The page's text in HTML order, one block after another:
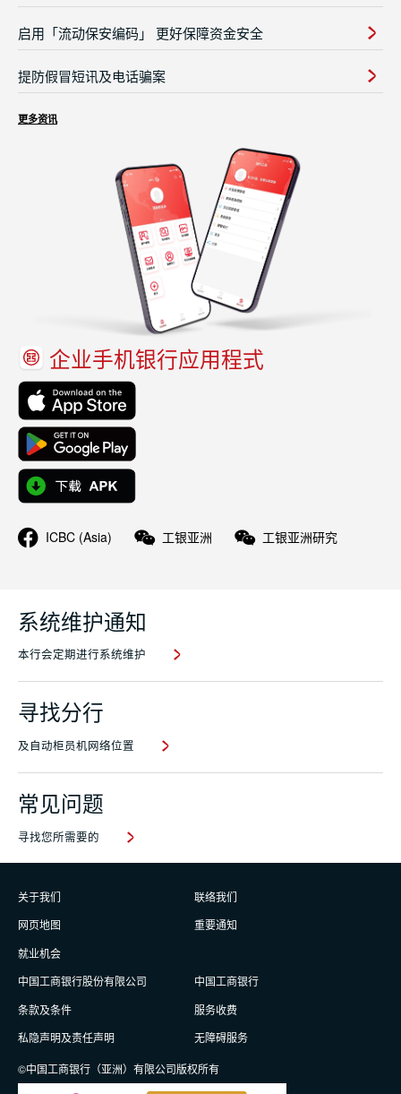
启用「流动保安编码」 更好保障资金安全
提防假冒短讯及电话骗案
更多资讯
企业手机银行应用程式
ICBC (Asia) 工银亚洲 工银亚洲研究
系统维护通知
本行会定期进行系统维护
寻找分行
及自动柜员机网络位置
常见问题
寻找您所需要的
关于我们
联络我们
网页地图
重要通知
就业机会
中国工商银行股份有限公司
中国工商银行
条款及条件
服务收费
私隐声明及责任声明
无障碍服务
©中国工商银行（亚洲）有限公司版权所有